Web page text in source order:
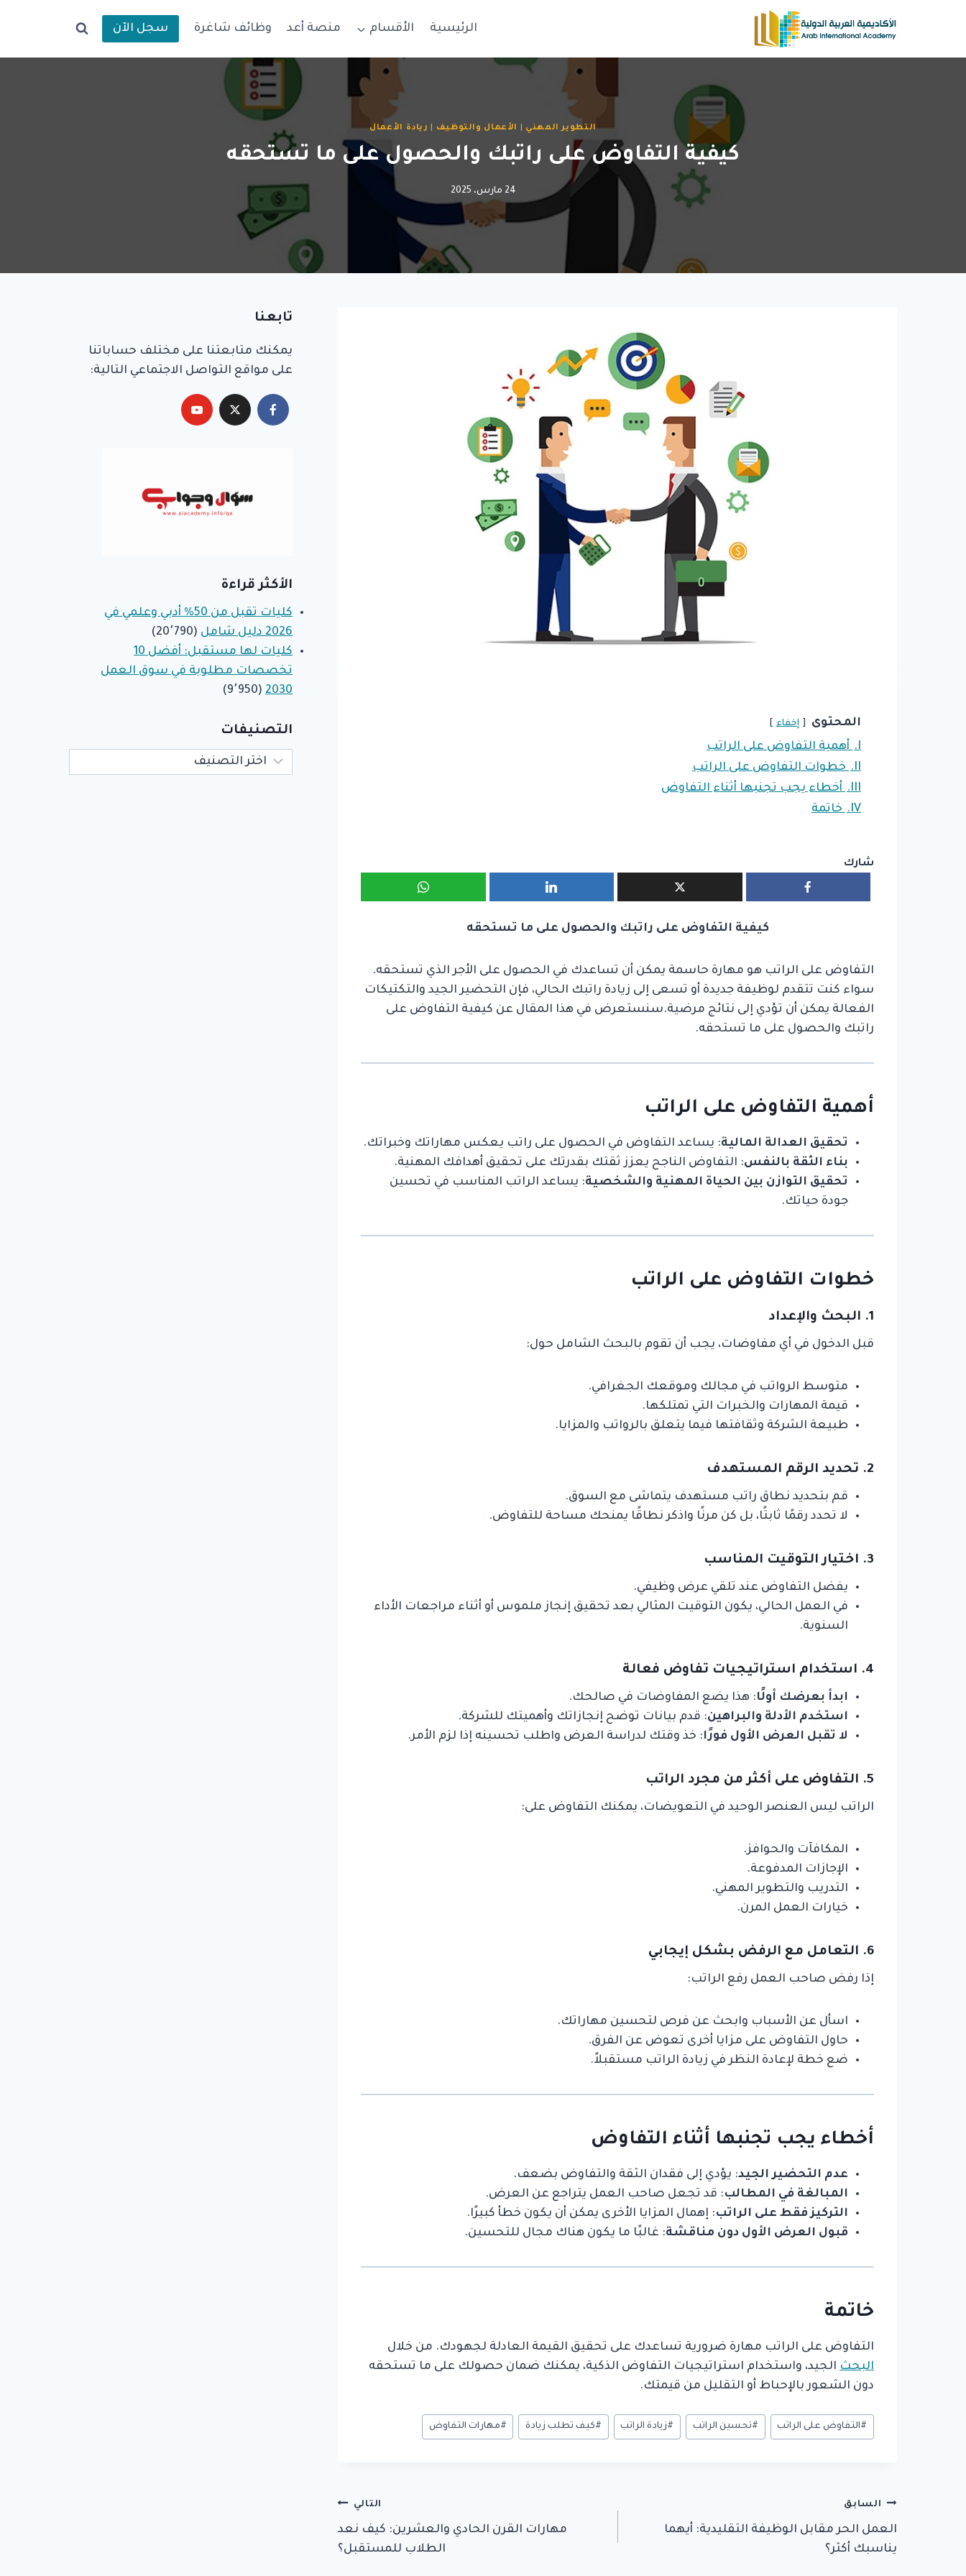
الرئيسية الأقسام منصة أعد وظائف شاغرة سجل الآن
التطوير المهني الأعمال والتوظيف ريادة الأعمال
كيفية التفاوض على راتبك والحصول على ما تستحقه
24 مارس، 2025
المحتوى إخفاء
I.
أهمية التفاوض على الراتب
II.
خطوات التفاوض على الراتب
III.
أخطاء يجب تجنبها أثناء التفاوض
IV.
خاتمة
شارك
كيفية التفاوض على راتبك والحصول على ما تستحقه
التفاوض على الراتب هو مهارة حاسمة يمكن أن تساعدك في الحصول على الأجر الذي تستحقه.
سواء كنت تتقدم لوظيفة جديدة أو تسعى إلى زيادة راتبك الحالي، فإن التحضير الجيد والتكتيكات
الفعالة يمكن أن تؤدي إلى نتائج مرضية.سنستعرض في هذا المقال عن كيفية التفاوض على
راتبك والحصول على ما تستحقه.
أهمية التفاوض على الراتب
تحقيق العدالة المالية: يساعد التفاوض في الحصول على راتب يعكس مهاراتك وخبراتك.
بناء الثقة بالنفس: التفاوض الناجح يعزز ثقتك بقدرتك على تحقيق أهدافك المهنية.
تحقيق التوازن بين الحياة المهنية والشخصية: يساعد الراتب المناسب في تحسين
جودة حياتك.
خطوات التفاوض على الراتب
1. البحث والإعداد
قبل الدخول في أي مفاوضات، يجب أن تقوم بالبحث الشامل حول:
متوسط الرواتب في مجالك وموقعك الجغرافي.
قيمة المهارات والخبرات التي تمتلكها.
طبيعة الشركة وثقافتها فيما يتعلق بالرواتب والمزايا.
2. تحديد الرقم المستهدف
قم بتحديد نطاق راتب مستهدف يتماشى مع السوق.
لا تحدد رقمًا ثابتًا، بل كن مرنًا واذكر نطاقًا يمنحك مساحة للتفاوض.
3. اختيار التوقيت المناسب
يفضل التفاوض عند تلقي عرض وظيفي.
في العمل الحالي، يكون التوقيت المثالي بعد تحقيق إنجاز ملموس أو أثناء مراجعات الأداء
السنوية.
4. استخدام استراتيجيات تفاوض فعالة
ابدأ بعرضك أولًا: هذا يضع المفاوضات في صالحك.
استخدم الأدلة والبراهين: قدم بيانات توضح إنجازاتك وأهميتك للشركة.
لا تقبل العرض الأول فورًا: خذ وقتك لدراسة العرض واطلب تحسينه إذا لزم الأمر.
5. التفاوض على أكثر من مجرد الراتب
الراتب ليس العنصر الوحيد في التعويضات، يمكنك التفاوض على:
المكافآت والحوافز.
الإجازات المدفوعة.
التدريب والتطوير المهني.
خيارات العمل المرن.
6. التعامل مع الرفض بشكل إيجابي
إذا رفض صاحب العمل رفع الراتب:
اسأل عن الأسباب وابحث عن فرص لتحسين مهاراتك.
حاول التفاوض على مزايا أخرى تعوض عن الفرق.
ضع خطة لإعادة النظر في زيادة الراتب مستقبلاً.
أخطاء يجب تجنبها أثناء التفاوض
عدم التحضير الجيد: يؤدي إلى فقدان الثقة والتفاوض بضعف.
المبالغة في المطالب: قد تجعل صاحب العمل يتراجع عن العرض.
التركيز فقط على الراتب: إهمال المزايا الأخرى يمكن أن يكون خطأ كبيرًا.
قبول العرض الأول دون مناقشة: غالبًا ما يكون هناك مجال للتحسين.
خاتمة
التفاوض على الراتب مهارة ضرورية تساعدك على تحقيق القيمة العادلة لجهودك. من خلال
البحث الجيد، واستخدام استراتيجيات التفاوض الذكية، يمكنك ضمان حصولك على ما تستحقه
دون الشعور بالإحباط أو التقليل من قيمتك.
وسوم
المقال:
#التفاوض على الراتب #تحسين الراتب #زيادة الراتب #كيف تطلب زيادة #مهارات التفاوض
تصفّح
المقالات
السابق
العمل الحر مقابل الوظيفة التقليدية: أيهما
يناسبك أكثر؟
التالي
مهارات القرن الحادي والعشرين: كيف نعد
الطلاب للمستقبل؟
تابعنا
يمكنك متابعتنا على مختلف حساباتنا
على مواقع التواصل الاجتماعي التالية:
الأكثر قراءة
كليات تقبل من 50% أدبي وعلمي في
2026 دليل شامل
(20٬790)
كليات لها مستقبل: أفضل 10
تخصصات مطلوبة في سوق العمل
2030 (9٬950)
التصنيفات
التصنيفات